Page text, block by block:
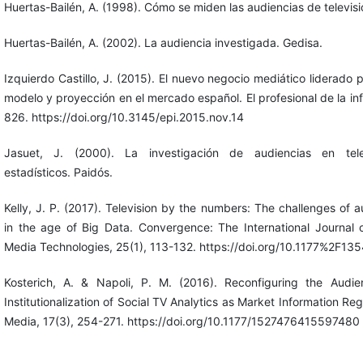
Huertas-Bailén, A. (1998). Cómo se miden las audiencias de
Huertas-Bailén, A. (2002). La audiencia investigada. Gedisa.
Izquierdo Castillo, J. (2015). El nuevo negocio mediático liderado
modelo y proyección en el mercado español. El profesional de la
826. https://doi.org/10.3145/epi.2015.nov.14
Jasuet, J. (2000). La investigación de audiencias en
estadísticos. Paidós.
Kelly, J. P. (2017). Television by the numbers: The challenges of
in the age of Big Data. Convergence: The International Journal
Media Technologies, 25(1), 113-132. https://doi.org/
Kosterich, A. & Napoli, P. M. (2016). Reconfiguring the
Institutionalization of Social TV Analytics as Market Information
Media, 17(3), 254-271. https://doi.org/10.1177/1527476415597480